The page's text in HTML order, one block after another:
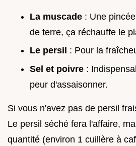
La muscade : Une
de terre, ça réchauffe le
Le persil : Pour la
Sel et poivre :
peur d'assaisonner.
Si vous n'avez pas de persil
Le persil séché fera l'affaire,
quantité (environ 1 cuillère à